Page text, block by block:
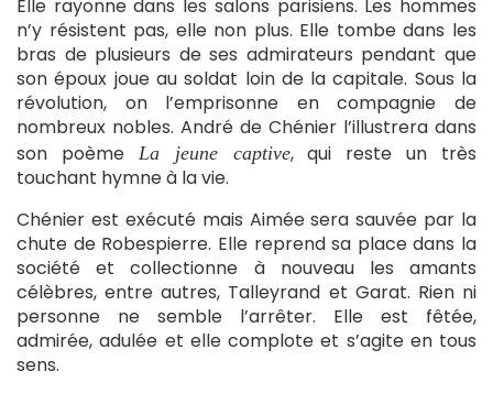
Elle rayonne dans les salons parisiens. Les hommes
n’y résistent pas, elle non plus. Elle tombe dans les
bras de plusieurs de ses admirateurs pendant que
son époux joue au soldat loin de la capitale. Sous la
révolution, on l’emprisonne en compagnie de
nombreux nobles. André de Chénier l’illustrera dans
son poème La jeune captive, qui reste un très
touchant hymne à la vie.
Chénier est exécuté mais Aimée sera sauvée par la
chute de Robespierre. Elle reprend sa place dans la
société et collectionne à nouveau les amants
célèbres, entre autres, Talleyrand et Garat. Rien ni
personne ne semble l’arrêter. Elle est fêtée,
admirée, adulée et elle complote et s’agite en tous
sens.